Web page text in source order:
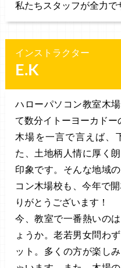
私たちスタッフが全力で
インストラクター
E.K
ハローパソコン教室木
て数分イトーヨーカドー
木場を一言で言えば、
た、土地柄人情に厚く
印象です。そんな地域
コン木場校も、今年で
りがとうございます！
今、教室で一番熱いの
ょうか。老若男女問わ
ット。多くの方が楽し